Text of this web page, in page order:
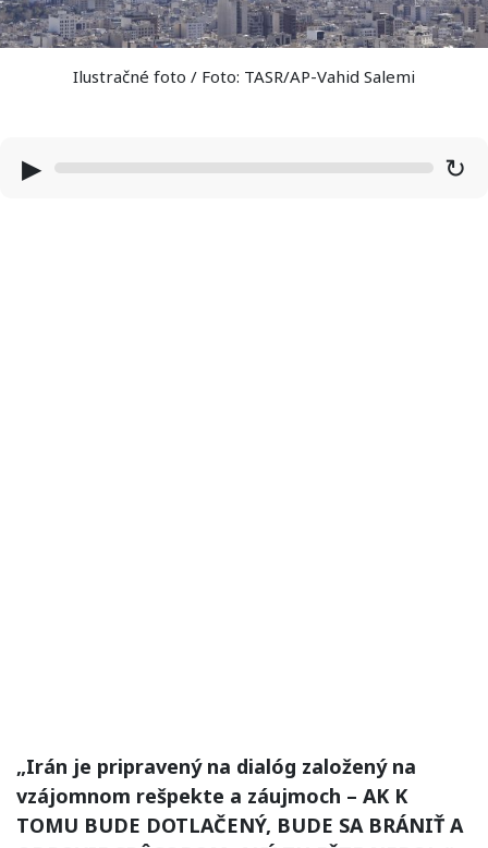
Ilustračné foto / Foto: TASR/AP-Vahid Salemi
▶ ↻
„Irán je pripravený na dialóg založený na
vzájomnom rešpekte a záujmoch – AK K
TOMU BUDE DOTLAČENÝ, BUDE SA BRÁNIŤ A